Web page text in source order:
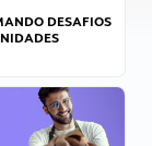
DESAFIOS